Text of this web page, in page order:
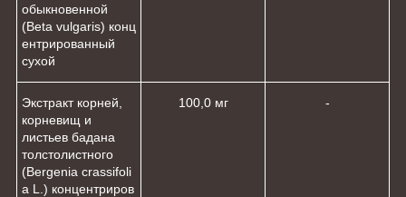
обыкновенной
(Beta vulgaris) конц
ентрированный
сухой
Экстракт корней,
корневищ и
листьев бадана
толстолистного
(Bergenia crassifoli
a L.) концентриров
100,0 мг -